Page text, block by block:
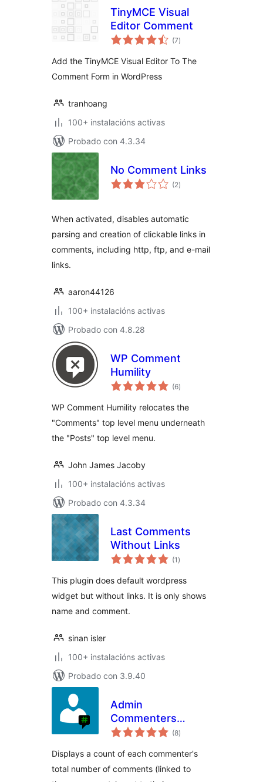
TinyMCE Visual
Editor Comment
(7valoracións
totais
)
Add the TinyMCE Visual Editor To The
Comment Form in WordPress
tranhoang
100+ instalacións activas
Probado con 4.3.34
No Comment Links
(2valoracións
totais
)
When activated, disables automatic
parsing and creation of clickable links in
comments, including http, ftp, and e-mail
links.
aaron44126
100+ instalacións activas
Probado con 4.8.28
WP Comment
Humility
(6valoracións
totais
)
WP Comment Humility relocates the
"Comments" top level menu underneath
the "Posts" top level menu.
John James Jacoby
100+ instalacións activas
Probado con 4.3.34
Last Comments
Without Links
(1 valoracións
totais
)
This plugin does default wordpress
widget but without links. It is only shows
name and comment.
sinan isler
100+ instalacións activas
Probado con 3.9.40
Admin
Commenters
Comments Count
(8valoracións
totais
)
Displays a count of each commenter's
total number of comments (linked to